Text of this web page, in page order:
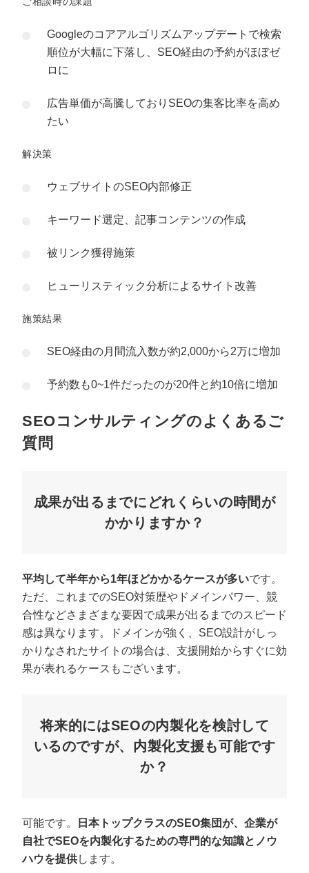
Googleのコアアルゴリズムアップデートで検索
順位が大幅に下落し、SEO経由の予約がほぼゼ
ロに
広告単価が高騰しておりSEOの集客比率を高め
たい
解決策
ウェブサイトのSEO内部修正
キーワード選定、記事コンテンツの作成
被リンク獲得施策
ヒューリスティック分析によるサイト改善
施策結果
SEO経由の月間流入数が約2,000から2万に増加
予約数も0~1件だったのが20件と約10倍に増加
SEOコンサルティングのよくあるご
質問
成果が出るまでにどれくらいの時間が
かかりますか？
平均して半年から1年ほどかかるケースが多いです。
ただ、これまでのSEO対策歴やドメインパワー、競
合性などさまざまな要因で成果が出るまでのスピード
感は異なります。ドメインが強く、SEO設計がしっ
かりなされたサイトの場合は、支援開始からすぐに効
果が表れるケースもございます。
将来的にはSEOの内製化を検討して
いるのですが、内製化支援も可能です
か？
可能です。
日本トップクラスのSEO集団が、企業が
自社でSEOを内製化するための専門的な知識とノウ
ハウを提供します。